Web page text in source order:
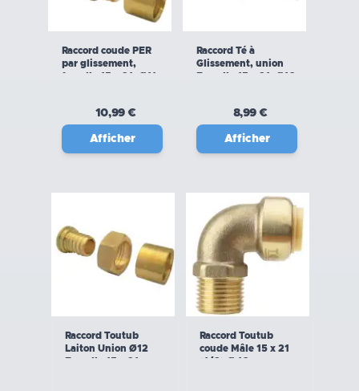
Raccord coude PER
par glissement,
femelle 15 x 21, Ø11
10,99 €
Afficher
Raccord Té à
Glissement, union
Femelle 15 x 21, Ø16
8,99 €
Afficher
Raccord Toutub
Laiton Union Ø12
Femelle 15 x 21 -
Raccord Toutub
coude Mâle 15 x 21
(1/2) Ø 16mm -